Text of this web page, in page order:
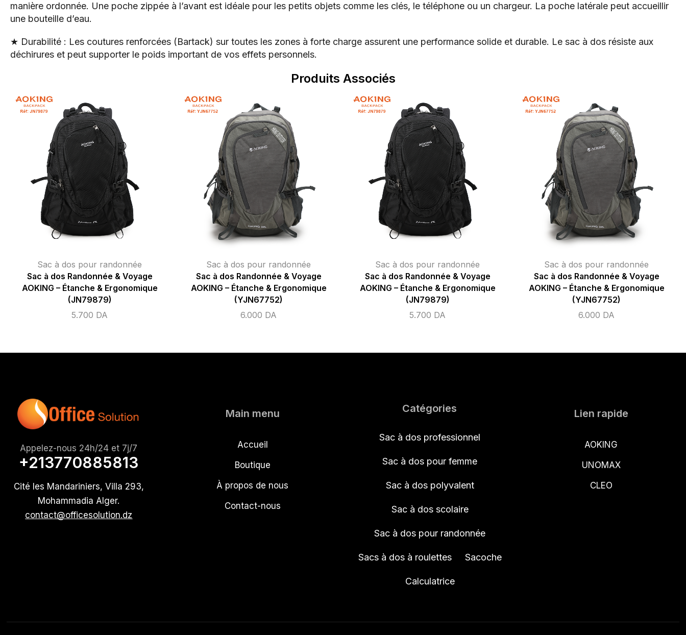
manière ordonnée. Une poche zippée à l’avant est idéale pour les petits objets comme les clés, le téléphone ou un chargeur. La poche latérale peut accueillir
une bouteille d’eau.
★ Durabilité : Les coutures renforcées (Bartack) sur toutes les zones à forte charge assurent une performance solide et durable. Le sac à dos résiste aux
déchirures et peut supporter le poids important de vos effets personnels.
Produits Associés
Sac à dos pour randonnée
Sac à dos Randonnée & Voyage
AOKING – Étanche & Ergonomique
(JN79879)
5.700 DA
Sac à dos pour randonnée
Sac à dos Randonnée & Voyage
AOKING – Étanche & Ergonomique
(YJN67752)
6.000 DA
Sac à dos pour randonnée
Sac à dos Randonnée & Voyage
AOKING – Étanche & Ergonomique
(JN79879)
5.700 DA
Sac à dos pour randonnée
Sac à dos Randonnée & Voyage
AOKING – Étanche & Ergonomique
(YJN67752)
6.000 DA
Appelez-nous 24h/24 et 7j/7
+213770885813
Cité les Mandariniers, Villa 293,
Mohammadia Alger.
contact@officesolution.dz
Main menu
Accueil
Boutique
À propos de nous
Contact-nous
Catégories
Sac à dos professionnel
Sac à dos pour femme
Sac à dos polyvalent
Sac à dos scolaire
Sac à dos pour randonnée
Sacs à dos à roulettes Sacoche
Calculatrice
Lien rapide
AOKING
UNOMAX
CLEO